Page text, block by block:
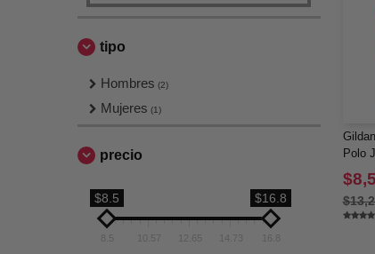
tipo
Hombres (2)
Mujeres (1)
precio
$8.5 $16.8
8.5 10.57 12.65 14.73
Polo